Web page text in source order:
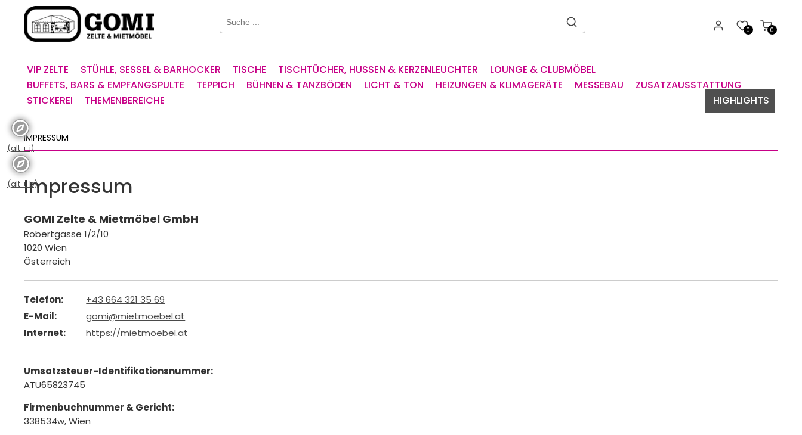
Willkommen.
Verwenden
Barrierefreiheitsmenü
und
ALT
um
springen.
Suche
0
0
VIP ZELTE STÜHLE, SESSEL & BARHOCKER TISCHE TISCHTÜCHER, HUSSEN & KERZENLEUCHTER
LOUNGE & CLUBMÖBEL
BUFFETS, BARS & EMPFANGSPULTE
TEPPICH BÜHNEN & TANZBÖDEN LICHT & TON HEIZUNGEN & KLIMAGERÄTE MESSEBAU
ZUSATZAUSSTATTUNG
STICKEREI
THEMENBEREICHE HIGHLIGHTS
IMPRESSUM
Impressum
GOMI Zelte & Mietmöbel GmbH
Robertgasse 1/2/10
1020 Wien
Österreich
Telefon:
+43 664 321 35 69
E-Mail:
gomi@mietmoebel.at
Internet:
https://mietmoebel.at
Umsatzsteuer-Identifikationsnummer:
ATU65823745
Firmenbuchnummer & Gericht:
338534w, Wien
(alt + b)
(alt + i)